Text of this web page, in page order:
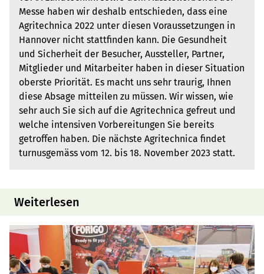
Messe haben wir deshalb entschieden, dass eine
Agritechnica 2022 unter diesen Voraussetzungen in
Hannover nicht stattfinden kann. Die Gesundheit
und Sicherheit der Besucher, Aussteller, Partner,
Mitglieder und Mitarbeiter haben in dieser Situation
oberste Priorität. Es macht uns sehr traurig, Ihnen
diese Absage mitteilen zu müssen. Wir wissen, wie
sehr auch Sie sich auf die Agritechnica gefreut und
welche intensiven Vorbereitungen Sie bereits
getroffen haben. Die nächste Agritechnica findet
turnusgemäss vom 12. bis 18. November 2023 statt.
Weiterlesen